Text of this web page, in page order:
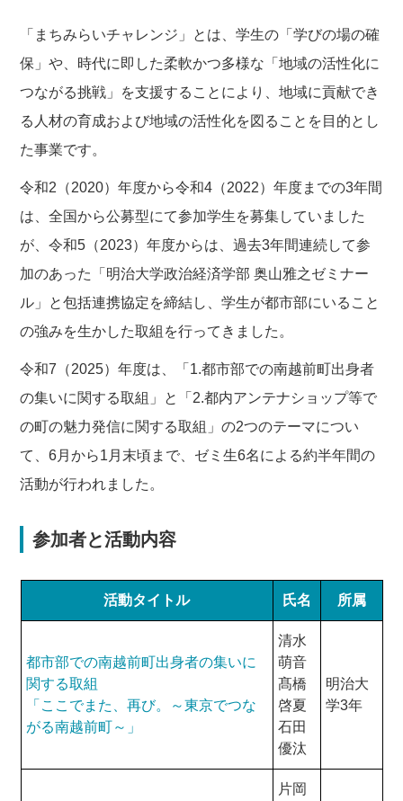
「まちみらいチャレンジ」とは、学生の「学びの場の確
保」や、時代に即した柔軟かつ多様な「地域の活性化に
つながる挑戦」を支援することにより、地域に貢献でき
る人材の育成および地域の活性化を図ることを目的とし
た事業です。
令和2（2020）年度から令和4（2022）年度までの3年間
は、全国から公募型にて参加学生を募集していました
が、令和5（2023）年度からは、過去3年間連続して参
加のあった「明治大学政治経済学部 奥山雅之ゼミナー
ル」と包括連携協定を締結し、学生が都市部にいること
の強みを生かした取組を行ってきました。
令和7（2025）年度は、「1.都市部での南越前町出身者
の集いに関する取組」と「2.都内アンテナショップ等で
の町の魅力発信に関する取組」の2つのテーマについ
て、6月から1月末頃まで、ゼミ生6名による約半年間の
活動が行われました。
参加者と活動内容
活動タイトル 氏名 所属
都市部での南越前町出身者の集いに
関する取組
「ここでまた、再び。～東京でつな
がる南越前町～」
清水
萌音
髙橋
啓夏
石田
優汰
明治大
学3年
片岡